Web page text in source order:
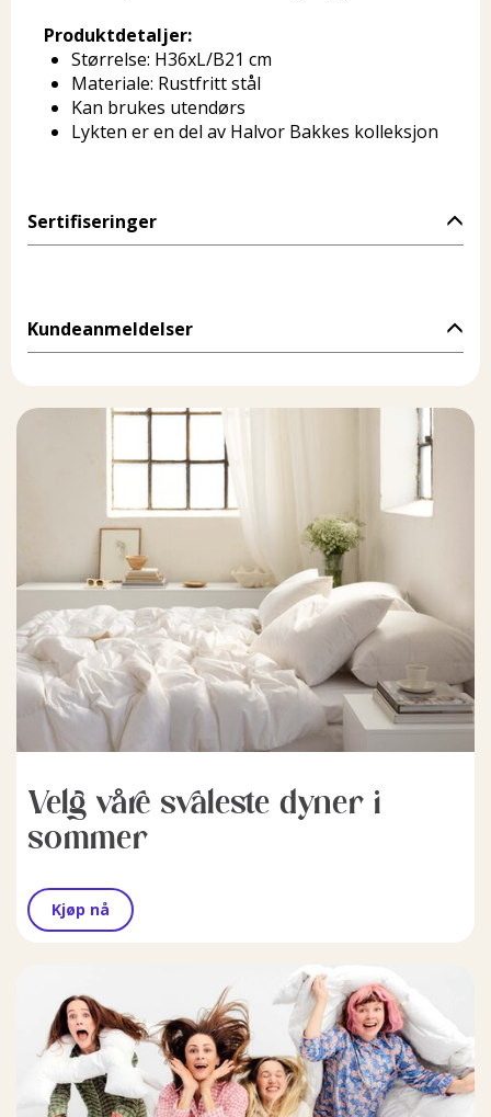
Produktdetaljer:
Størrelse: H36xL/B21 cm
Materiale: Rustfritt stål
Kan brukes utendørs
Lykten er en del av Halvor Bakkes kolleksjon
Sertifiseringer
Kundeanmeldelser
Velg våre svaleste dyner i
sommer
Kjøp nå